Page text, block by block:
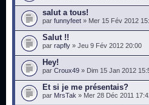
salut a tous!
par funnyfeet » Mer 15 Fév 2012
Salut !!
par rapfly » Jeu 9 Fév 2012 20:00
Hey!
par Croux49 » Dim 15 Jan 2012
Et si je me présentais?
par MrsTak » Mer 28 Déc 2011